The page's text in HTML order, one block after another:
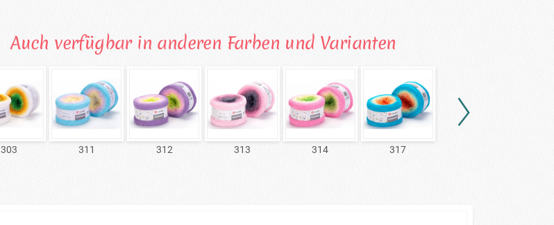
Auch verfügbar in anderen Farben und Varianten
303 311 312 313 314 317